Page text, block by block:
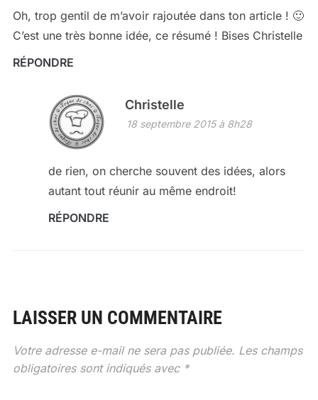
Oh, trop gentil de m’avoir rajoutée dans ton article ! 🙂
C’est une très bonne idée, ce résumé ! Bises Christelle
RÉPONDRE
Christelle
18 septembre 2015 à 8h28
de rien, on cherche souvent des idées, alors
autant tout réunir au même endroit!
RÉPONDRE
LAISSER UN COMMENTAIRE
Votre adresse e-mail ne sera pas publiée. Les champs
obligatoires sont indiqués avec *